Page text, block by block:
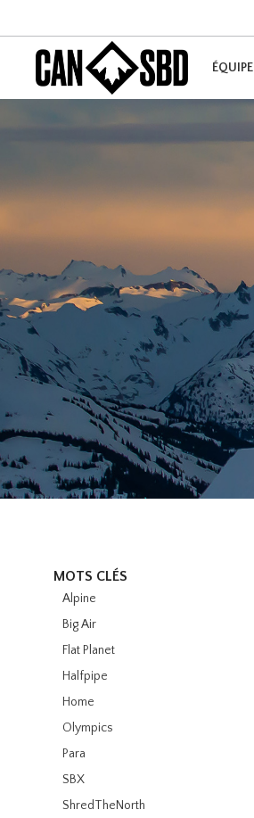
ÉQUIPE
MOTS CLÉS
Alpine
Big Air
Flat Planet
Halfpipe
Home
Olympics
Para
SBX
ShredTheNorth